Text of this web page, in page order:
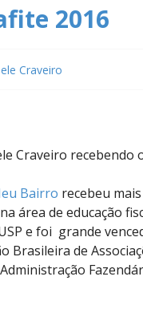
2016
Craveiro
Craveiro recebendo
Bairro recebeu
área de educação
e foi grande
Brasileira de